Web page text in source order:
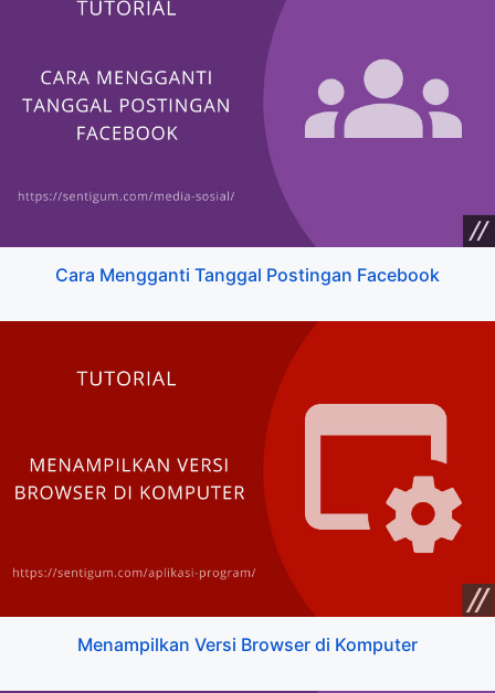
Cara Mengganti Tanggal Postingan Facebook
Menampilkan Versi Browser di Komputer